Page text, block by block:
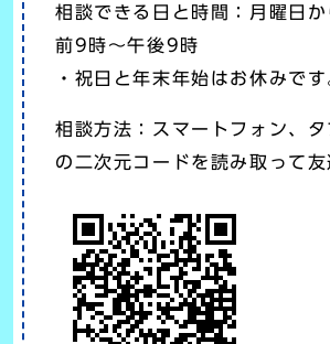
相談できる日と時間：月曜日
前9時～午後9時
・祝日と年末年始はお休みです
相談方法：スマートフォン、
の二次元コードを読み取って友